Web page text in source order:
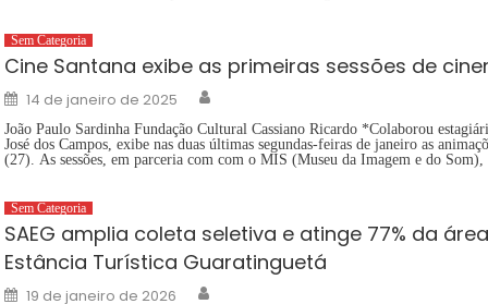
Sem Categoria
Cine Santana exibe as primeiras sessões de
Posted
on
14 de janeiro de 2025
João Paulo Sardinha Fundação Cultural Cassiano Ricardo *Colaborou
José dos Campos, exibe nas duas últimas segundas-feiras de janeiro as
(27). As sessões, em parceria com com o MIS (Museu da Imagem e do
Sem Categoria
SAEG amplia coleta seletiva e atinge 77% da
Estância Turística Guaratinguetá
Posted
19 de janeiro de 2026